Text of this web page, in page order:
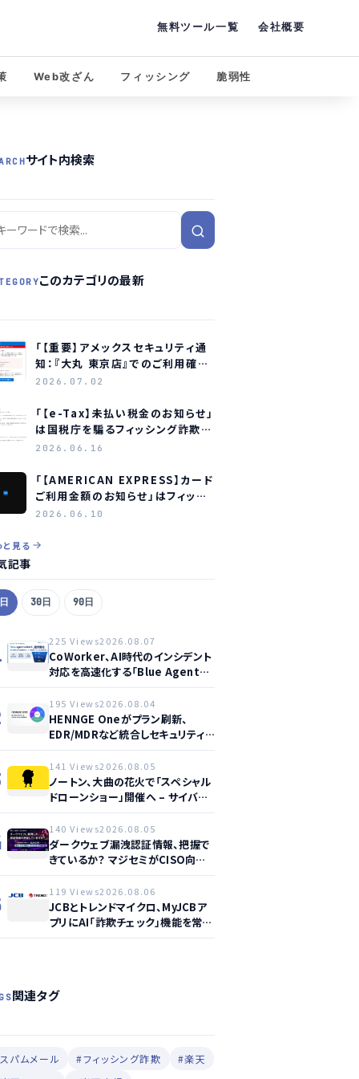
無料ツール一覧 会社概要
Web改ざん フィッシング 脆弱性
サイト内検索
このカテゴリの最新
「【重要】アメックスセキュリティ通
知：『大丸 東京店』でのご利用確認
をお願いします」はフィッシング詐
2026.07.02
「【e-Tax】未払い税金のお知らせ」
は国税庁を騙るフィッシング詐欺
― 見分け方と対処法
2026.06.16
「【AMERICAN EXPRESS】カード
ご利用金額のお知らせ」はフィッシ
ング詐欺メール ― アメリカン・エ
け方
2026.06.10
と見る
記事
30日 90日
225 Views2026.08.07
CoWorker、AI時代のインシデント
対応を高速化する「Blue Agent
CoWork」を提供開始
195 Views2026.08.04
HENNGE Oneがプラン刷新、
EDR/MDRなど統合しセキュリティ
強化へ
141 Views2026.08.05
ノートン、大曲の花火で「スペシャル
ドローンショー」開催へ – サイバー
セーフティ啓発
140 Views2026.08.05
ダークウェブ漏洩認証情報、把握で
きているか？ マジセミがCISO向け
ウェビナー開催へ
119 Views2026.08.06
JCBとトレンドマイクロ、MyJCBア
プリにAI「詐欺チェック」機能を常設
し不正対策を強化
関連タグ
パムメール #フィッシング詐欺
#楽天